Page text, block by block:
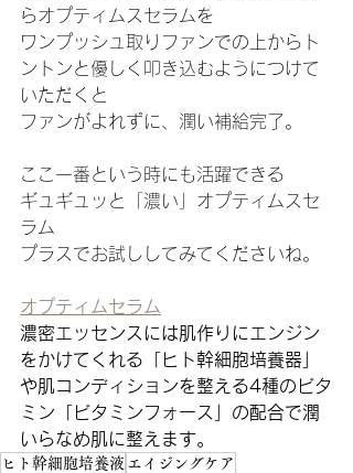
らオプティムスセラムを
ワンプッシュ取りファンでの上からト
ントンと優しく叩き込むようにつけて
いただくと
ファンがよれずに、潤い補給完了。
ここ一番という時にも活躍できる
ギュギュッと「濃い」オプティムスセ
ラム
プラスでお試ししてみてくださいね。
オプティムセラム
濃密エッセンスには肌作りにエンジン
をかけてくれる「ヒト幹細胞培養器」
や肌コンディションを整える4種のビタ
ミン「ビタミンフォース」の配合で潤
いらなめ肌に整えます。
ヒト幹細胞培養液 エイジングケア